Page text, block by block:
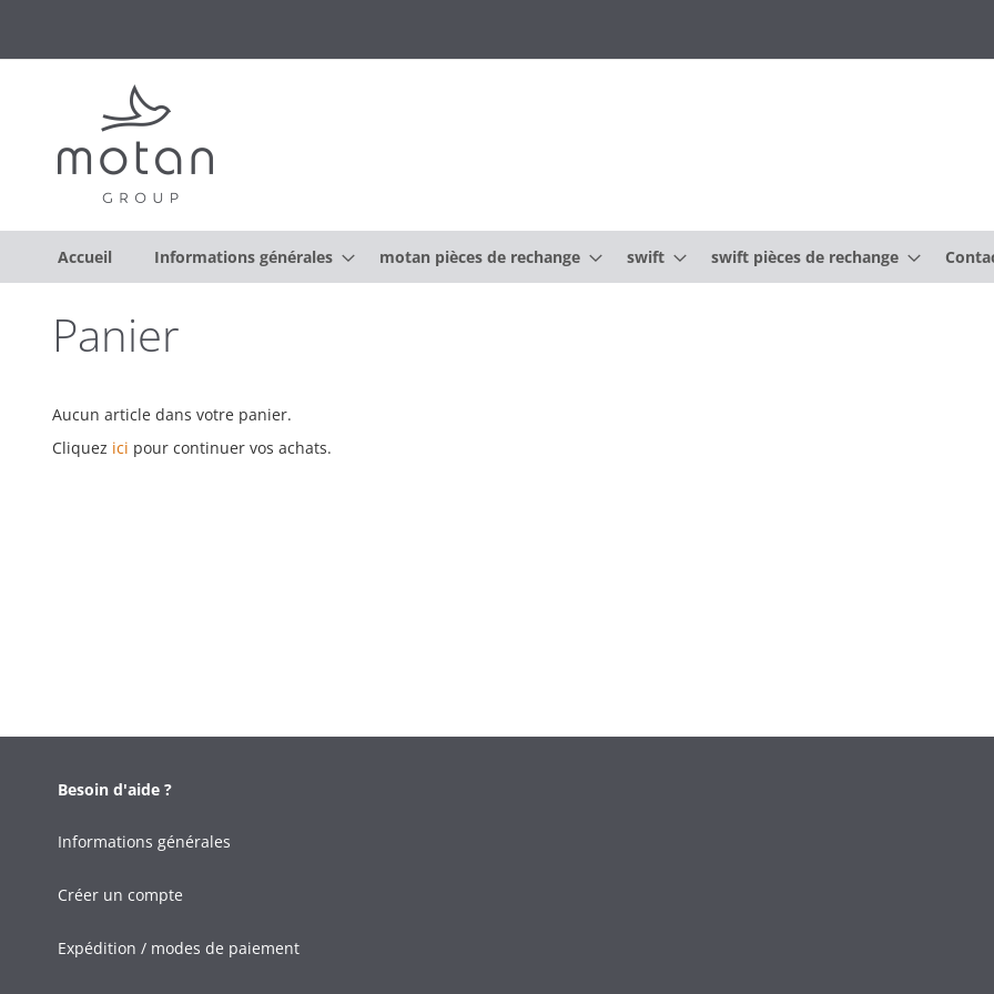
Accueil Informations générales motan pièces de rechange swift swift pièces de rechange
Panier
Aucun article dans votre panier.
Cliquez ici pour continuer vos achats.
Besoin d'aide ?
Informations générales
Créer un compte
Expédition / modes de paiement